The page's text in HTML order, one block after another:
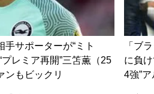
サポーターが“ミト
レミア再開”三笘薫（25
ンもビックリ
「ブ
に負
4強”